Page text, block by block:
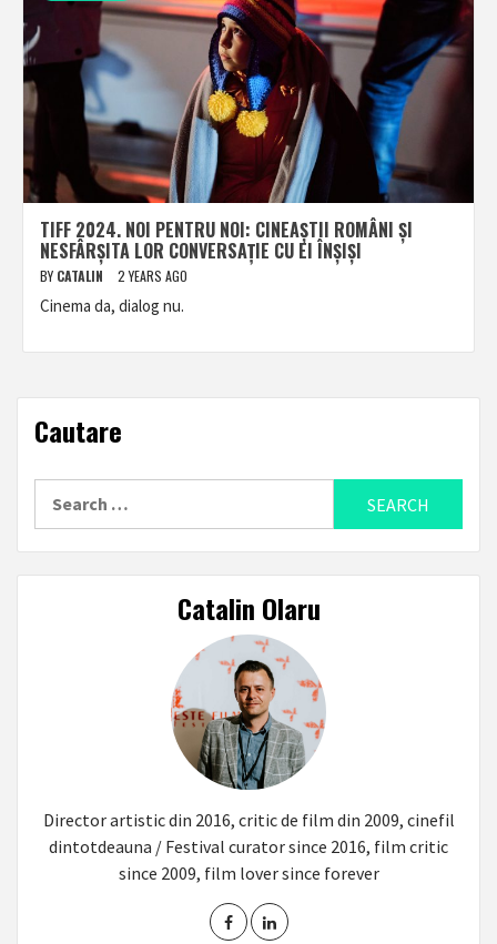
TIFF 2024. NOI PENTRU NOI: CINEAȘTII ROMÂNI ȘI
NESFÂRȘITA LOR CONVERSAȚIE CU EI ÎNȘIȘI
BY CATALIN 2 YEARS AGO
Cinema da, dialog nu.
Cautare
Catalin Olaru
Director artistic din 2016, critic de film din 2009, cinefil
dintotdeauna / Festival curator since 2016, film critic
since 2009, film lover since forever